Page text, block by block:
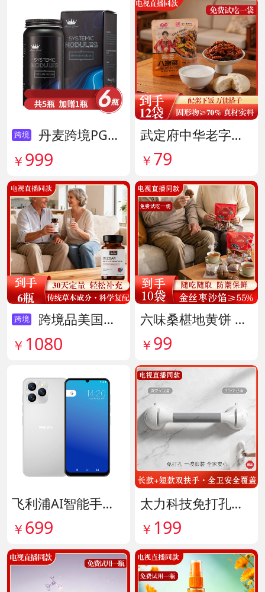
跨境
丹麦跨境PG结节消复合片 货号138605
￥ 999
武定府中华老字号酱香八宝菜超值组 货号142007
￥ 79
跨境
跨境品美国拜滋牛黄安神宝 货号141775
￥ 1080
六味桑椹地黄饼 货号142090
￥ 99
飞利浦AI智能手机 货号141882
￥ 699
太力科技免打孔多功能安全扶手 货号142101
￥ 199